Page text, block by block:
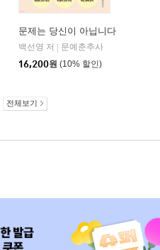
문제는 당신이 아닙니다
백선영 저
문예춘추사
16,200원 (10% 할인)
전체보기